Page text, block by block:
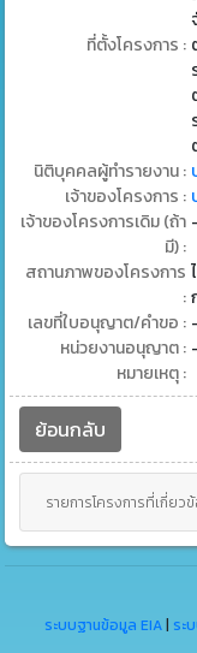
ที่ตั้งโครงการ :
นิติบุคคลผู้ทำรายงาน :
เจ้าของโครงการ :
เจ้าของโครงการเดิม (ถ้า
มี) :
-
สถานภาพของโครงการ
:
เลขที่ใบอนุญาต/คำขอ : -
หน่วยงานอนุญาต : -
หมายเหตุ :
ย้อนกลับ
รายการโครงการที่เกี่ยว
ระบบฐานข้อมูล EIA| ระ